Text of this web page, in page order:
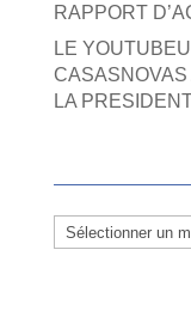
RAPPORT
LE
LA
Archives